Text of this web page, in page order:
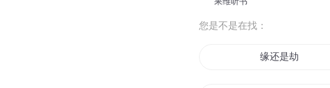
您是不是在找：
缘还是劫